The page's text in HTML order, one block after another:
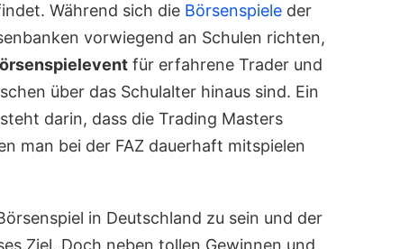
Während sich die Börsenspiele der
vorwiegend an Schulen richten,
für erfahrene Trader und
über das Schulalter hinaus sind. Ein
darin, dass die Trading Masters
man bei der FAZ dauerhaft mitspielen
in Deutschland zu sein und der
Ziel. Doch neben tollen Gewinnen und